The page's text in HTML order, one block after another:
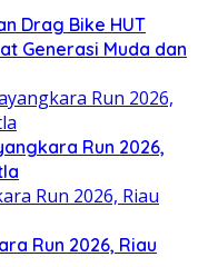
Drag Bike HUT
Generasi Muda dan
Run 2026,
Run 2026, Riau